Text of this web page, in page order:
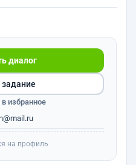
диалог
избранное
на профиль